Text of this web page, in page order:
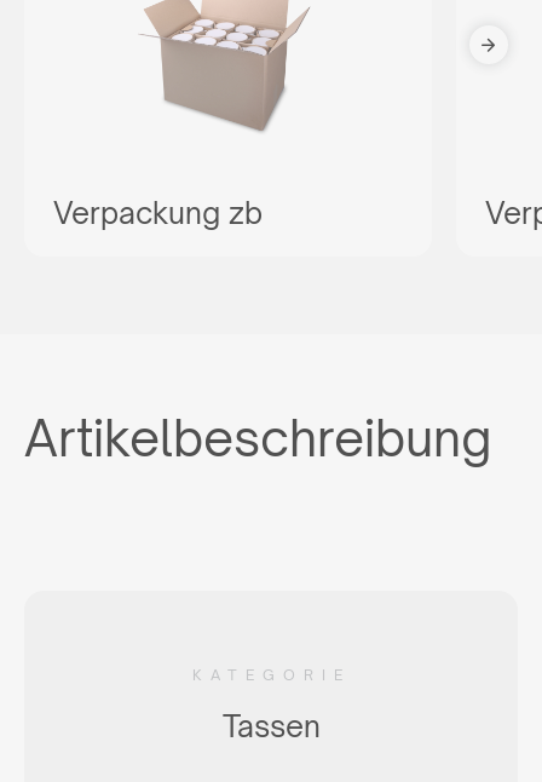
Verpackung zb
Artikelbeschreibung
KATEGORIE
Tassen